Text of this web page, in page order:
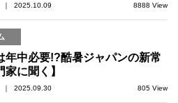
｜ 2025.10.09 8888 View
年中必要!?酷暑ジャパンの新常
に聞く】
｜ 2025.09.30 805 View